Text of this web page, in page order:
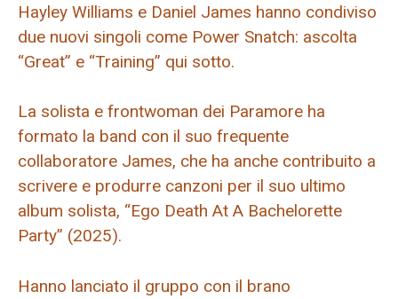
Hayley Williams e Daniel James hanno condiviso
due nuovi singoli come Power Snatch: ascolta
“Great” e “Training” qui sotto.
La solista e frontwoman dei Paramore ha
formato la band con il suo frequente
collaboratore James, che ha anche contribuito a
scrivere e produrre canzoni per il suo ultimo
album solista, “Ego Death At A Bachelorette
Party” (2025).
Hanno lanciato il gruppo con il brano